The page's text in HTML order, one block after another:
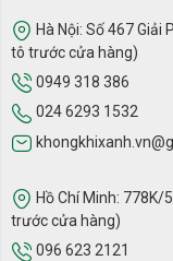
Hà Nội: Số 467 Giải
tô trước cửa hàng)
0949 318 386
024 6293 1532
Hồ Chí Minh: 778K/
trước cửa hàng)
096 623 2121